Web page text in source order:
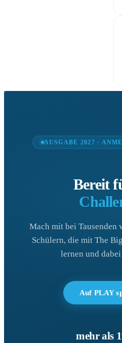
AUSGABE 2027 ·
Bereit
Mach mit bei Tausenden
Schülern, die mit The
lernen und dabei
Auf PLAY
mehr als